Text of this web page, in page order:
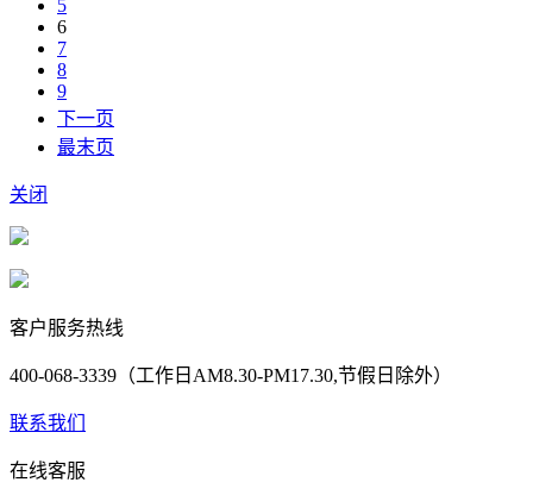
5
6
7
8
9
下一页
最末页
关闭
客户服务热线
400-068-3339（工作日AM8.30-PM17.30,节假日除外）
联系我们
在线客服